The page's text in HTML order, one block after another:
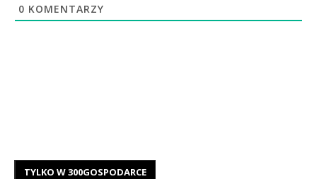
0 KOMENTARZY
TYLKO W 300GOSPODARCE